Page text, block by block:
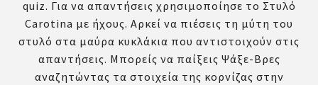
quiz. Για να απαντήσεις χρησιμοποίησε το Στυλό
Carotina με ήχους. Αρκεί να πιέσεις τη μύτη του
στυλό στα μαύρα κυκλάκια που αντιστοιχούν στις
απαντήσεις. Μπορείς να παίξεις Ψάξε-Βρες
αναζητώντας τα στοιχεία της κορνίζας στην